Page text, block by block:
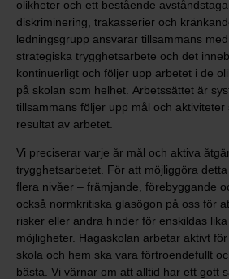
olikheter och ett bestående
diskriminering, trakasserier och
ledningsgrupp ansvarar tillsammans
strategiska trygghetsarbete och det
kontinuerligt och följer upp arbetet i de
på skolan som helhet. Arbetssättet är
tillsammans följer upp mål och
resultat av arbetet.
Vi preciserar varje år mål och aktiva
trygghetsarbetet. För att möjliggöra
flera nivåer – främjande, förebyggande
också normkritiska glasögon på oss för
risker eller andra hinder för enskildas
möjligheter. Hagaskolan arbetar aktivt
skola och hem ska vara förtroendefullt
bästa. Vi värnar om att alltid har ett gott